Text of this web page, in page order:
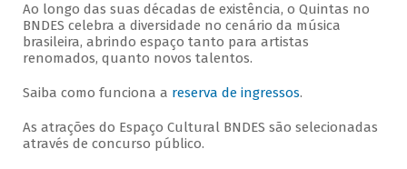
Ao longo das suas décadas de existência, o Quintas no
BNDES celebra a diversidade no cenário da música
brasileira, abrindo espaço tanto para artistas
renomados, quanto novos talentos.
Saiba como funciona a reserva de ingressos.
As atrações do Espaço Cultural BNDES são selecionadas
através de concurso público.